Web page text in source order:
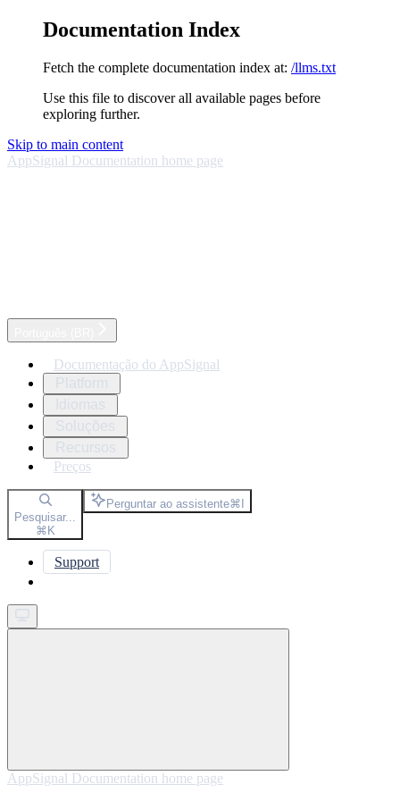
Documentation Index
Fetch the complete documentation index at: /llms.txt
Use this file to discover all available pages before
exploring further.
Skip to main content
AppSignal Documentation home page
Documentação do AppSignal
Preços
Pesquisar...
⌘K
Perguntar ao assistente⌘I
Support
AppSignal Documentation home page